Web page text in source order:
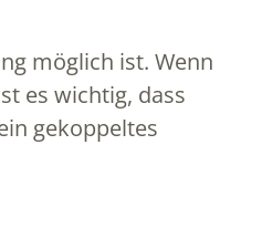
möglich ist. Wenn
es wichtig, dass
gekoppeltes